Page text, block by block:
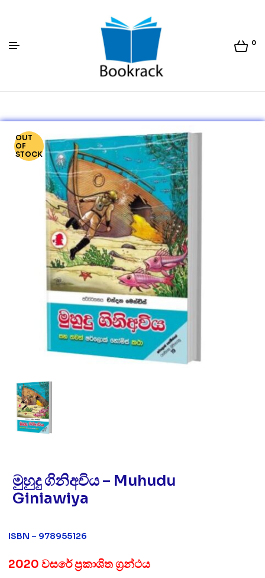
Bookrack.lk
0
OUT
OF
STOCK
මුහුදු ගිනිඅවිය – Muhudu
Giniawiya
ISBN – 978955126
2020 වසරේ ප්‍රකාශිත ග්‍රන්ථය